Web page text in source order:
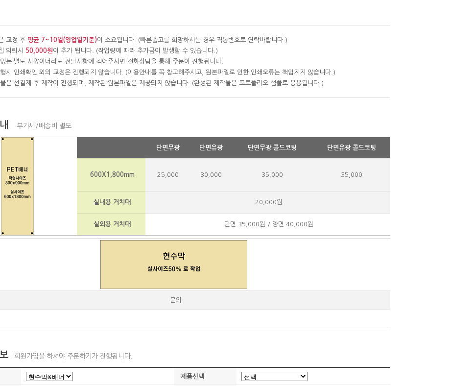
교정 후평균 7~10일(영업일기준)이 소요됩니다. (빠른출고를 희망하시는 경우 직통번호로 연락바랍니다.)
의뢰시 50,000원이 추가 됩니다. (작업량에 따라 추가금이 발생할 수 있습니다.)
는 별도 사양이더라도 전달사항에 적어주시면 전화상담을 통해 주문이 진행됩니다.
시 인쇄확인 외의 교정은 진행되지 않습니다. (이용안내를 꼭 참고해주시고, 원본파일로 인한 인쇄오류는 책임지지 않습니다.)
은 선결제 후 제작이 진행되며, 제작된 원본파일은 제공되지 않습니다. (완성된 제작물은 포트폴리오 샘플로 응용됩니다.)
부가세/배송비 별도
단면무광 단면유광 단면무광 콜드코팅 단면유광 콜드코팅
600X1,800mm 25,000 30,000 35,000 35,000
실내용 거치대 20,000원
실외용 거치대 단면 35,000원 / 양면 40,000원
문의
회원가입을 하셔야 주문하기가 진행됩니다.
제품선택